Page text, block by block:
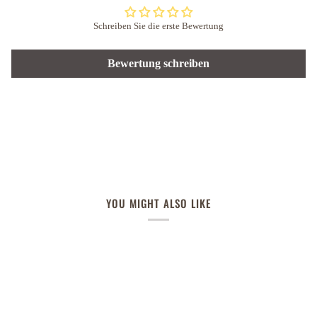
Schreiben Sie die erste Bewertung
Bewertung schreiben
YOU MIGHT ALSO LIKE